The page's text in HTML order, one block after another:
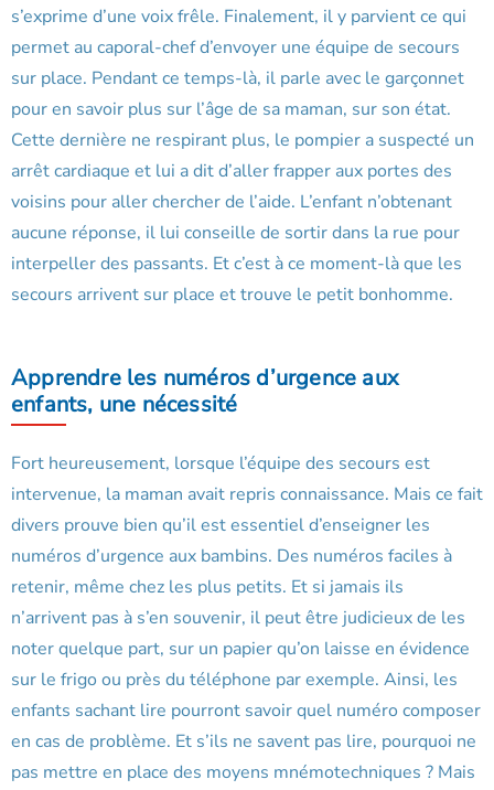
s’exprime d’une voix frêle. Finalement, il y parvient ce qui
permet au caporal-chef d’envoyer une équipe de secours
sur place. Pendant ce temps-là, il parle avec le garçonnet
pour en savoir plus sur l’âge de sa maman, sur son état.
Cette dernière ne respirant plus, le pompier a suspecté un
arrêt cardiaque et lui a dit d’aller frapper aux portes des
voisins pour aller chercher de l’aide. L’enfant n’obtenant
aucune réponse, il lui conseille de sortir dans la rue pour
interpeller des passants. Et c’est à ce moment-là que les
secours arrivent sur place et trouve le petit bonhomme.
Apprendre les numéros d’urgence aux
enfants, une nécessité
Fort heureusement, lorsque l’équipe des secours est
intervenue, la maman avait repris connaissance. Mais ce fait
divers prouve bien qu’il est essentiel d’enseigner les
numéros d’urgence aux bambins. Des numéros faciles à
retenir, même chez les plus petits. Et si jamais ils
n’arrivent pas à s’en souvenir, il peut être judicieux de les
noter quelque part, sur un papier qu’on laisse en évidence
sur le frigo ou près du téléphone par exemple. Ainsi, les
enfants sachant lire pourront savoir quel numéro composer
en cas de problème. Et s’ils ne savent pas lire, pourquoi ne
pas mettre en place des moyens mnémotechniques ? Mais